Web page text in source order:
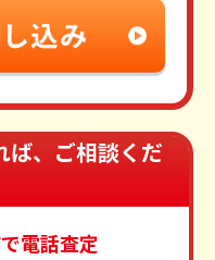
ば、ご相談くだ
電話査定